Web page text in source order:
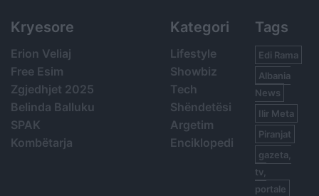
Kryesore
Erion Veliaj
Free Esim
Zgjedhjet 2025
Belinda Balluku
SPAK
Kombëtarja
Kategori
Lifestyle
Showbiz
Tech
Shëndetësi
Argetim
Enciklopedi
Tags
Edi Rama
Albania
News
Ilir Meta
Piranjat
gazeta,
tv,
portale